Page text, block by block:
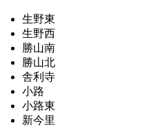
生野東
生野西
勝山南
勝山北
舎利寺
小路
小路東
新今里